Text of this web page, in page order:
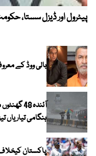
پیٹرول اور ڈیزل سستا،
بالی ووڈ کے
آئندہ 48
ہنگامی تیاریاں